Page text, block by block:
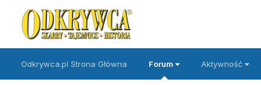
Odkrywca.pl Strona Główna Forum Aktywność